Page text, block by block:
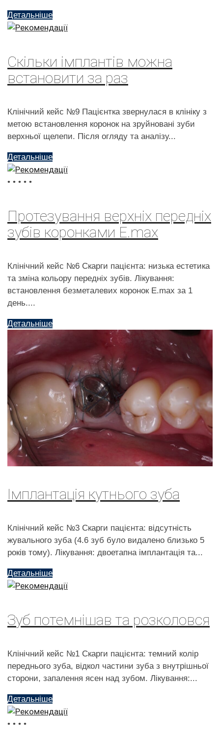
Детальніше
Скільки імплантів можна
встановити за раз
Клінічний кейс №9 Пацієнтка звернулася в клініку з
метою встановлення коронок на зруйновані зуби
верхньої щелепи. Після огляду та аналізу...
Детальніше
• • • • •
Протезування верхніх передніх
зубів коронками E.max
Клінічний кейс №6 Скарги пацієнта: низька естетика
та зміна кольору передніх зубів. Лікування:
встановлення безметалевих коронок E.max за 1
день....
Детальніше
Імплантація кутнього зуба
Клінічний кейс №3 Скарги пацієнта: відсутність
жувального зуба (4.6 зуб було видалено близько 5
років тому). Лікування: двоетапна імплантація та...
Детальніше
Зуб потемнішав та розколовся
Клінічний кейс №1 Скарги пацієнта: темний колір
переднього зуба, відкол частини зуба з внутрішньої
сторони, запалення ясен над зубом. Лікування:...
Детальніше
• • • •